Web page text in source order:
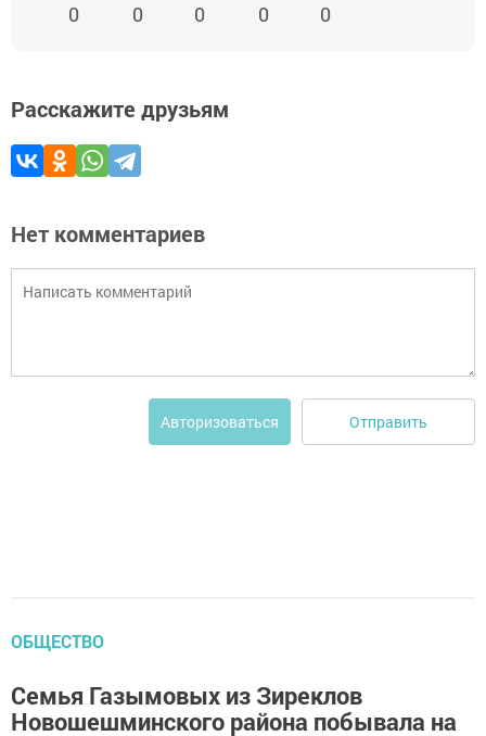
0 0 0 0 0
Расскажите друзьям
Нет комментариев
Авторизоваться Отправить
ОБЩЕСТВО
Семья Газымовых из Зиреклов
Новошешминского района побывала на